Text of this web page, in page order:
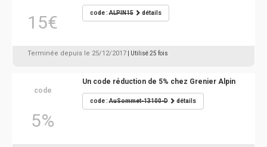
15€ code :ALPIN15 détails
Terminée depuis le 25/12/2017 | Utilisé 25 fois
code
5%
Un code réduction de 5% chez Grenier Alpin
code :AuSommet-13100-D détails